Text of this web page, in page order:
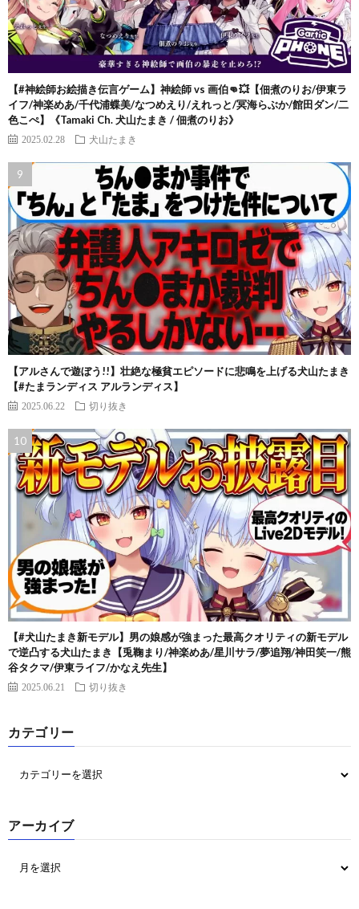
【#神絵師お絵描き伝言ゲーム】神絵師 vs 画伯👊💥【佃煮のりお/伊東ラ
イフ/神楽めあ/千代浦蝶美/なつめえり/えれっと/冥海らぶか/館田ダン/二
色こぺ】《Tamaki Ch. 犬山たまき / 佃煮のりお》
2025.02.28 犬山たまき
【アルさんで遊ぼう!!】壮絶な極貧エピソードに悲鳴を上げる犬山たまき
【#たまランディス アルランディス】
2025.06.22 切り抜き
【#犬山たまき新モデル】男の娘感が強まった最高クオリティの新モデル
で逆凸する犬山たまき【兎鞠まり/神楽めあ/星川サラ/夢追翔/神田笑一/熊
谷タクマ/伊東ライフ/かなえ先生】
2025.06.21 切り抜き
カテゴリー
アーカイブ